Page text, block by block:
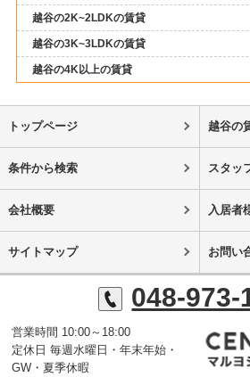
越谷の2K~2LDKの賃貸
越谷の3K~3LDKの賃貸
越谷の4K以上の賃貸
トップページ 越谷の
条件から検索 スタッ
会社概要 入居者
サイトマップ お問い
048-973-
営業時間 10:00～18:00
定休日 毎週水曜日・年末年始・
GW・夏季休暇